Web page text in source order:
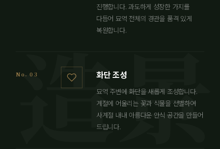
진행합니다. 과도하게 성장한 가지를
다듬어 묘역 전체의 경관을 품격 있게
복원합니다.
No. 03 화단 조성
묘역 주변에 화단을 새롭게 조성합니다.
계절에 어울리는 꽃과 식물을 선별하여
사계절 내내 아름다운 안식 공간을 만들어
드립니다.